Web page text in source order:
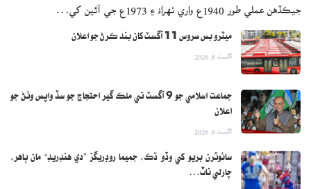
جيڪڏهن عملي طور 1940ع واري ٺهراءُ ۽ 1973ع جي آئين کي…
ميٽرو بس سروس 11 آگسٽ کان بند ڪرڻ جو اعلان
اگست 8, 2026
جماعت اسلامي جو 9 آگسٽ تي ملڪ گير احتجاج جو سڏ واپس وٺڻ جو
اعلان
اگست 8, 2026
سائوٿرن بريو کي وڏو ڌڪ، جميما روڊريگز ”دي هنڊريڊ“ مان ٻاهر،
چارلي ناٽ…